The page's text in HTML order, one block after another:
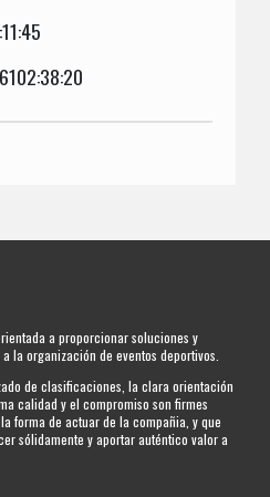
a proporcionar soluciones y
la organización de eventos deportivos.
de clasificaciones, la clara orientación
calidad y el compromiso son firmes
forma de actuar de la compañia, y que
sólidamente y aportar auténtico valor a